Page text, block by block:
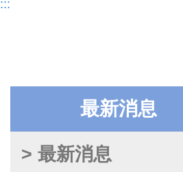
:::
最新消息
> 最新消息